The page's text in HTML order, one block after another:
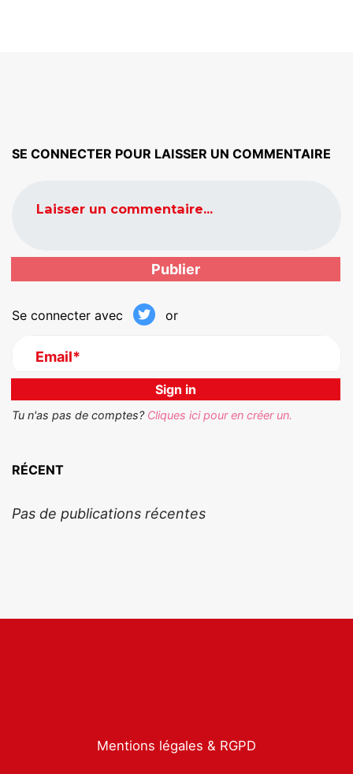
SE CONNECTER POUR LAISSER UN COMMENTAIRE
Laisser un commentaire...
Se connecter avec or
Email*
Tu n'as pas de comptes? Cliques ici pour en créer un.
RÉCENT
Pas de publications récentes
Mentions légales & RGPD